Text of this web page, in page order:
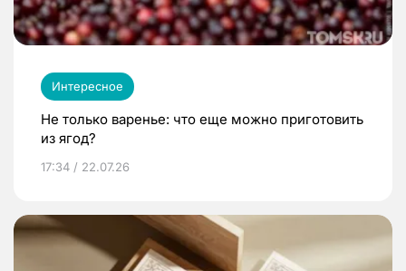
Интересное
Не только варенье: что еще можно приготовить
из ягод?
17:34 / 22.07.26